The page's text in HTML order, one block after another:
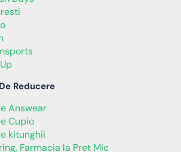
Reducere
Answear
Cupio
kitunghii
Farmacia la Pret Mic